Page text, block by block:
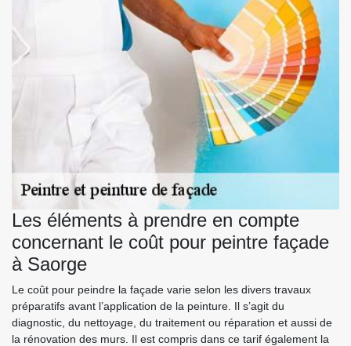
Les éléments à prendre en compte
concernant le coût pour peintre façade
à Saorge
Le coût pour peindre la façade varie selon les divers travaux
préparatifs avant l’application de la peinture. Il s’agit du
diagnostic, du nettoyage, du traitement ou réparation et aussi de
la rénovation des murs. Il est compris dans ce tarif également la